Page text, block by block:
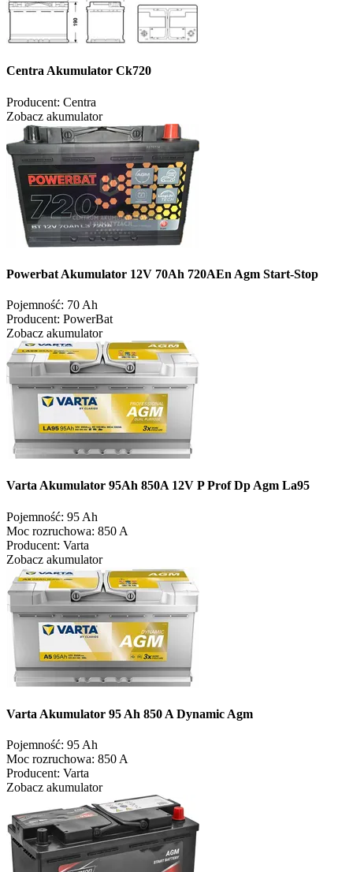
Centra Akumulator Ck720
Producent: Centra
Zobacz akumulator
Powerbat Akumulator 12V 70Ah 720AEn Agm Start-Stop
Pojemność: 70 Ah
Producent: PowerBat
Zobacz akumulator
Varta Akumulator 95Ah 850A 12V P Prof Dp Agm La95
Pojemność: 95 Ah
Moc rozruchowa: 850 A
Producent: Varta
Zobacz akumulator
Varta Akumulator 95 Ah 850 A Dynamic Agm
Pojemność: 95 Ah
Moc rozruchowa: 850 A
Producent: Varta
Zobacz akumulator